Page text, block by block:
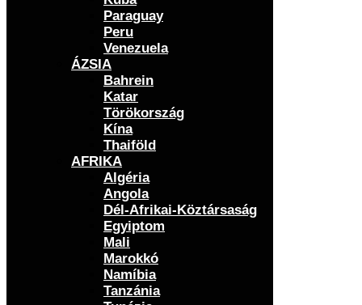
Paraguay
Peru
Venezuela
ÁZSIA
Bahrein
Katar
Törökország
Kína
Thaiföld
AFRIKA
Algéria
Angola
Dél-Afrikai-Köztársaság
Egyiptom
Mali
Marokkó
Namíbia
Tanzánia